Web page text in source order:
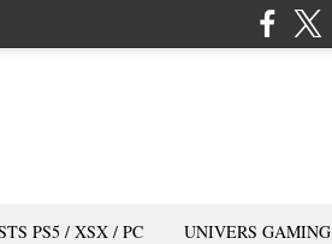
PS5 / XSX / PC UNIVERS GAMING